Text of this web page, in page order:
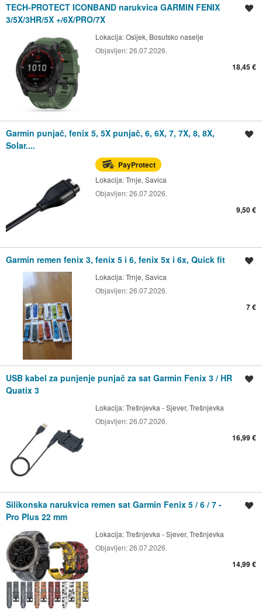
TECH-PROTECT ICONBAND narukvica GARMIN FENIX
3/5X/3HR/5X +/6X/PRO/7X
Lokacija:Osijek, Bosutsko naselje
Objavljen:26.07.2026.
18,45 €
Garmin punjač, fenix 5, 5X punjač, 6, 6X, 7, 7X, 8, 8X,
Solar....
PayProtect
Lokacija:Trnje, Savica
Objavljen:26.07.2026.
9,50 €
Garmin remen fenix 3, fenix 5 i 6, fenix 5x i 6x, Quick fit
Lokacija:Trnje, Savica
Objavljen:26.07.2026.
7 €
USB kabel za punjenje punjač za sat Garmin Fenix 3 / HR
Quatix 3
Lokacija:Trešnjevka - Sjever, Trešnjevka
Objavljen:26.07.2026.
16,99 €
Silikonska narukvica remen sat Garmin Fenix 5 / 6 / 7 -
Pro Plus 22 mm
Lokacija:Trešnjevka - Sjever, Trešnjevka
Objavljen:26.07.2026.
14,99 €